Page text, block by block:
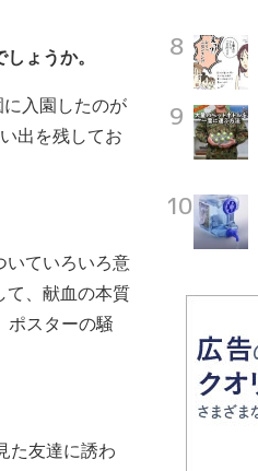
ょうか。
入園したのが
出を残してお
いていろいろ意
て、献血の本質
ポスターの騒
た友達に誘わ